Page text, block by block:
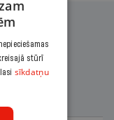
stūrī
sīkdatņu